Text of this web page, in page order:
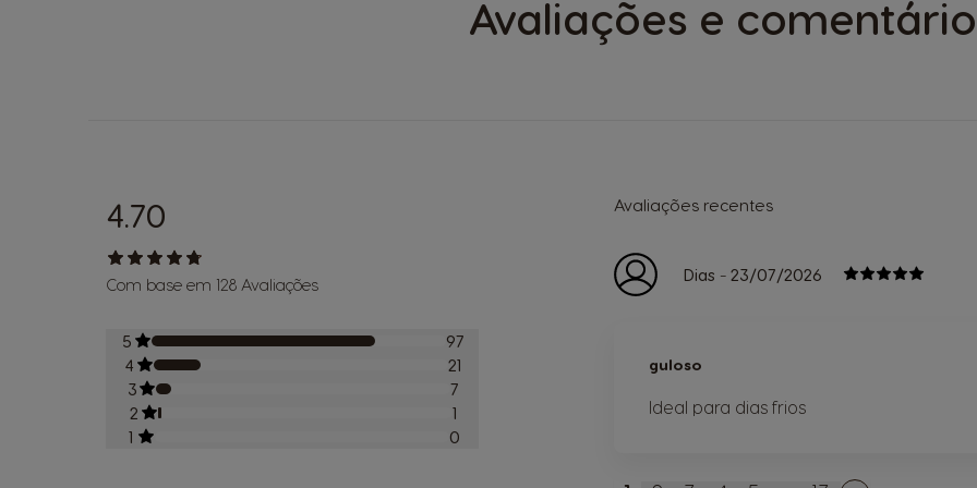
Avaliações e
4.70
Com base em 128 Avaliações
5
97
4
21
3
7
2
1
1
0
Avaliações recentes
Dias - 23/07/2026
guloso
Ideal para dias frios